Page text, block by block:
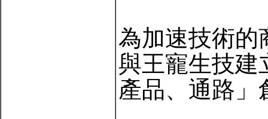
為加速技術的
與王寵生技建
產品、通路」